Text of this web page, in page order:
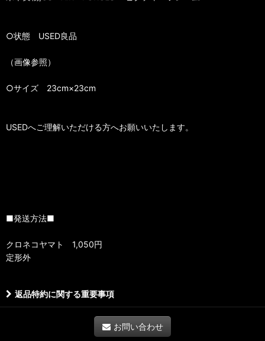
○状態 USED良品
（画像参照）
○サイズ 23cm×23cm
USEDへご理解いただける方へお願いいたします。
■発送方法■
クロネコヤマト 1,050円
定形外
返品特約に関する重要事項
お問い合わせ